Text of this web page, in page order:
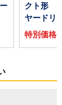
クト形
ヤードリ
特別価